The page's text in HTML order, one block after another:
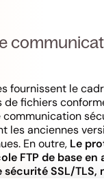
fournissent le
fichiers
les anciennes
En outre, Le
FTP de base en
SSL/TLS,